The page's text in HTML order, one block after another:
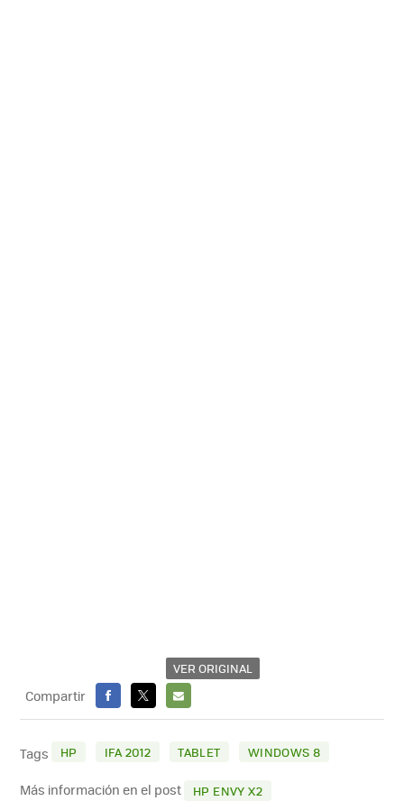
VER ORIGINAL
Compartir
FACEBOOK
X
E-
MAIL
Tags HP IFA 2012 TABLET WINDOWS 8
Más información en el post HP ENVY X2